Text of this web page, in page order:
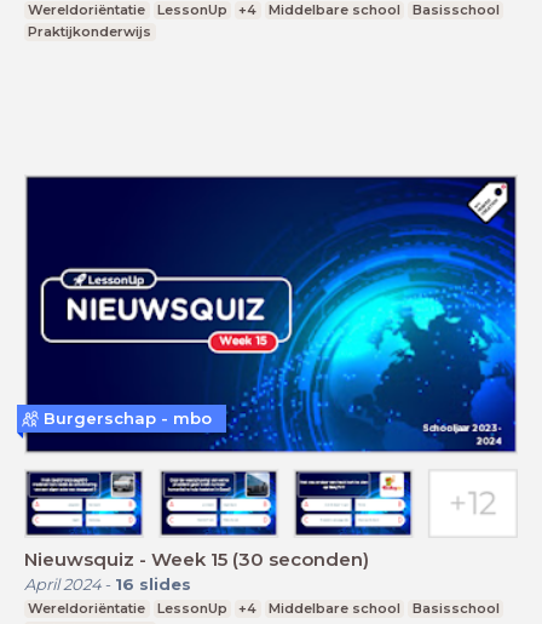
Wereldoriëntatie LessonUp +4 Middelbare school
Basisschool
Praktijkonderwijs
Nieuwsquiz - Week 15 (30 seconden)
April 2024- 16 slides
Wereldoriëntatie LessonUp +4 Middelbare school
Basisschool
Burgerschap - mbo